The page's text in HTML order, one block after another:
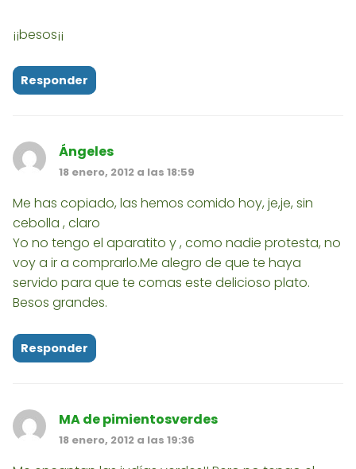
¡¡besos¡¡
Responder
Ángeles
18 enero, 2012 a las 18:59
Me has copiado, las hemos comido hoy, je,je, sin
cebolla , claro
Yo no tengo el aparatito y , como nadie protesta, no
voy a ir a comprarlo.Me alegro de que te haya
servido para que te comas este delicioso plato.
Besos grandes.
Responder
MA de pimientosverdes
18 enero, 2012 a las 19:36